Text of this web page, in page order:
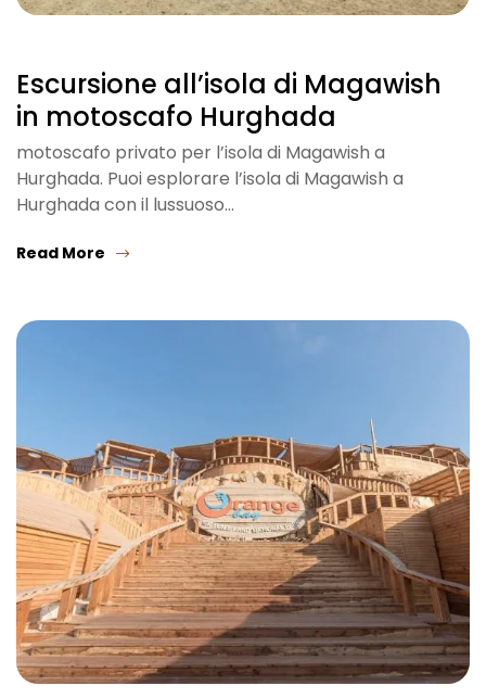
Escursione all’isola di Magawish
in motoscafo Hurghada
motoscafo privato per l’isola di Magawish a
Hurghada. Puoi esplorare l’isola di Magawish a
Hurghada con il lussuoso…
Read More